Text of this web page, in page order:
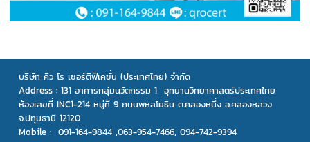
บริษัท คิว โร เซอร์ติฟิเคชั่น (ประเทศไทย) จำกัด
Address : 131 อาคารกลุ่มนวัตกรรม 1 อุทยานวิทยาศาสตร์ประเทศไทย
ห้องเลขที่ INC1-214 หมู่ที่ 9 ถนนพหลโยธิน ต.คลองหนึ่ง อ.คลองหลวง
จ.ปทุมธานี 12120
Mobile : 091-164-9844 ,063-954-7466, 094-742-9394